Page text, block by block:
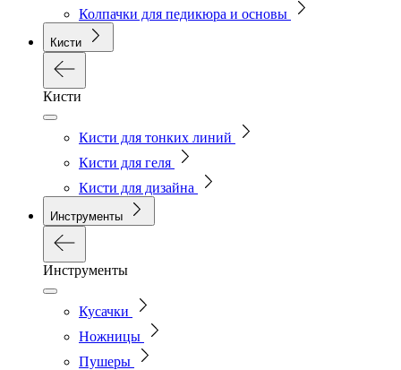
Колпачки для педикюра и основы
Кисти
Кисти
Кисти для тонких линий
Кисти для геля
Кисти для дизайна
Инструменты
Инструменты
Кусачки
Ножницы
Пушеры